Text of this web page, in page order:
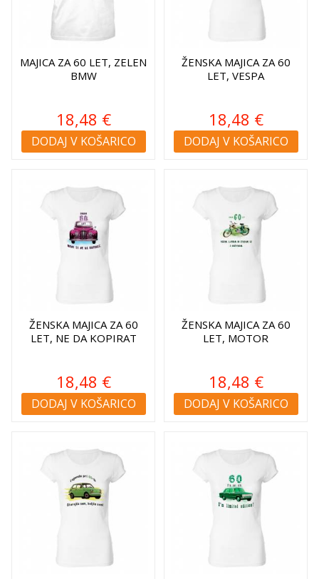
MAJICA ZA 60 LET, ZELEN
BMW
18,48 €
DODAJ V KOŠARICO
ŽENSKA MAJICA ZA 60
LET, VESPA
18,48 €
DODAJ V KOŠARICO
ŽENSKA MAJICA ZA 60
LET, NE DA KOPIRAT
18,48 €
DODAJ V KOŠARICO
ŽENSKA MAJICA ZA 60
LET, MOTOR
18,48 €
DODAJ V KOŠARICO